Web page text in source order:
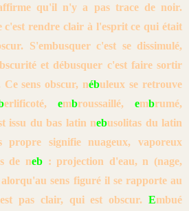
qu'il n'y a pas trace de noir.
rendre clair à l'esprit ce qui était
S'embusquer c'est se dissimulé,
et débusquer c'est faire sortir
sens obscur, nébuleux se retrouve
erlificoté, embroussaillé, embrumé,
issu du bas latin nebusolitas du latin
propre signifie nuageux, vaporeux
de neb : projection d'eau, n (nage,
sens figuré il se rapporte au
pas clair, qui est obscur. Embué